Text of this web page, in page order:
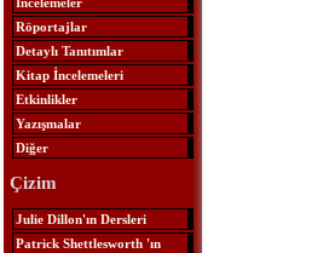
Röportajlar
Detaylı Tanıtımlar
Kitap İncelemeleri
Etkinlikler
Yazışmalar
Diğer
Çizim
Julie Dillon'ın Dersleri
Patrick Shettlesworth 'ın